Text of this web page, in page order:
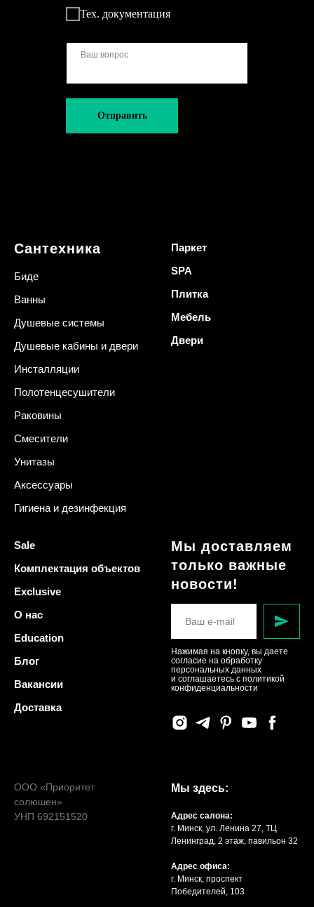
Тех. документация
Отправить
Сантехника
Биде
Ванны
Душевые системы
Душевые кабины и двери
Инсталляции
Полотенцесушители
Раковины
Смесители
Унитазы
Аксессуары
Гигиена и дезинфекция
Паркет
SPA
Плитка
Мебель
Двери
Sale
Комплектация объектов
Exclusive
О нас
Education
Блог
Вакансии
Доставка
Мы доставляем
только важные
новости!
Нажимая на кнопку, вы даете
согласие на обработку
персональных данных
и соглашаетесь c политикой
конфиденциальности
ООО «Приоритет
солюшен»
УНП 692151520
Мы здесь:
Адрес салона:
г. Минск, ул. Ленина 27, ТЦ
Ленинград, 2 этаж, павильон 32
Адрес офиса:
г. Минск, проспект
Победителей, 103